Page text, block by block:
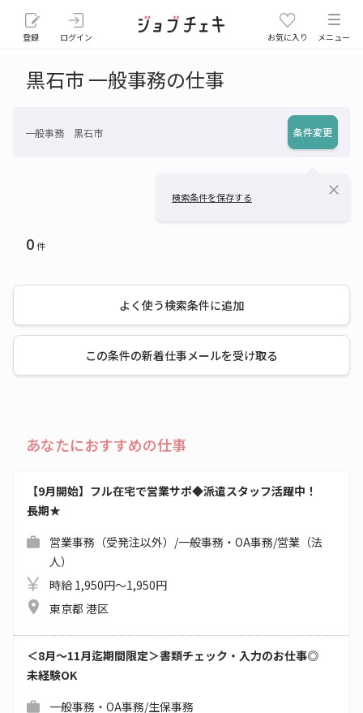
登録 ログイン お気に入り メニュー
黒石市 一般事務の仕事
一般事務 黒石市 条件変更
検索条件を保存する close
0件
よく使う検索条件に追加
この条件の新着仕事メールを受け取る
あなたにおすすめの仕事
【9月開始】フル在宅で営業サポ◆派遣スタッフ活躍中！
長期★
営業事務（受発注以外）/一般事務・OA事務/営業（法
人）
時給 1,950円～1,950円
東京都 港区
＜8月～11月迄期間限定＞書類チェック・入力のお仕事◎
未経験OK
一般事務・OA事務/生保事務